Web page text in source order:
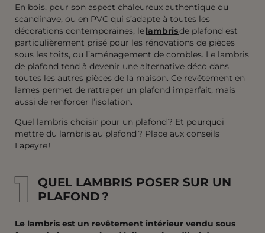
En bois, pour son aspect chaleureux authentique ou
scandinave, ou en PVC qui s’adapte à toutes les
décorations contemporaines, lelambrisde plafond est
particulièrement prisé pour les rénovations de pièces
sous les toits, ou l’aménagement de combles. Le lambris
de plafond tend à devenir une alternative déco dans
toutes les autres pièces de la maison. Ce revêtement en
lames permet de rattraper un plafond imparfait, mais
aussi de renforcer l’isolation.
Quel lambris choisir pour un plafond ? Et pourquoi
mettre du lambris au plafond ? Place aux conseils
Lapeyre !
1
1
QUEL LAMBRIS POSER SUR UN
PLAFOND ?
Le lambris est un revêtement intérieur vendu sous